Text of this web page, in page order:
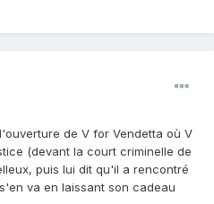
de V for Vendetta où V
(devant la court criminelle de
puis lui dit qu'il a rencontré
va en laissant son cadeau